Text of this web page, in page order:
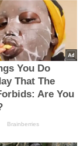
You Do
That The
Are You
Brainberries